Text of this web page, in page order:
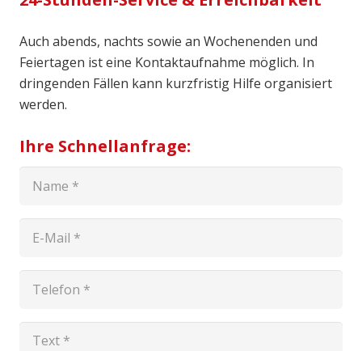
Auch abends, nachts sowie an Wochenenden und
Feiertagen ist eine Kontaktaufnahme möglich. In
dringenden Fällen kann kurzfristig Hilfe organisiert
werden.
Ihre Schnellanfrage: